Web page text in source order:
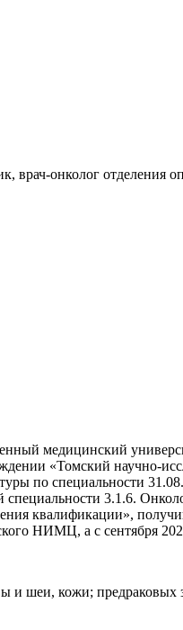
врач-онколог
медицинский
«Томский научно-
по специальности
специальности 3.1.6.
квалификации»,
НИМЦ, а с сентября
и шеи, кожи;